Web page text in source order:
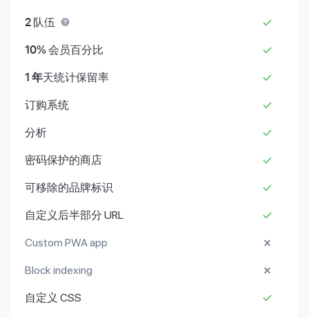
2 队伍
10% 会员百分比
1 年天统计保留率
订购系统
分析
密码保护的商店
可移除的品牌标识
自定义后半部分 URL
Custom PWA app
Block indexing
自定义 CSS